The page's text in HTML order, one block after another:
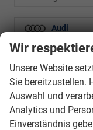
Audi
Baic
BMW
BYD
Cupra
Wir
Unsere Website
Sie bereitzustellen.
Auswahl und
Analytics und
Einverständnis